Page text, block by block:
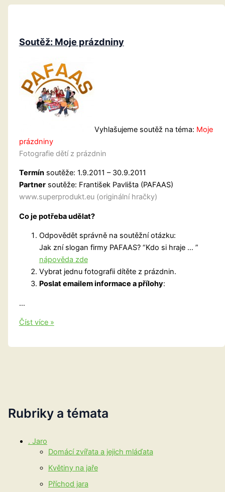
Rubriky a témata
. Jaro
Domácí zvířata a jejich mláďata
Květiny na jaře
Příchod jara
Soutěž: Moje prázdniny
Vyhlašujeme soutěž na téma: Moje
prázdniny
Fotografie dětí z prázdnin
Termínsoutěže: 1.9.2011 – 30.9.2011
Partnersoutěže: František Pavlišta (PAFAAS)
www.superprodukt.eu (originální hračky)
Co je potřeba udělat?
Odpovědět správně na soutěžní otázku:
Jak zní slogan firmy PAFAAS? “Kdo si hraje … ”
nápověda zde
Vybrat jednu fotografii dítěte z prázdnin.
Poslat emailem informace a přílohy:
…
Soutěž:
prázdniny
Číst více »